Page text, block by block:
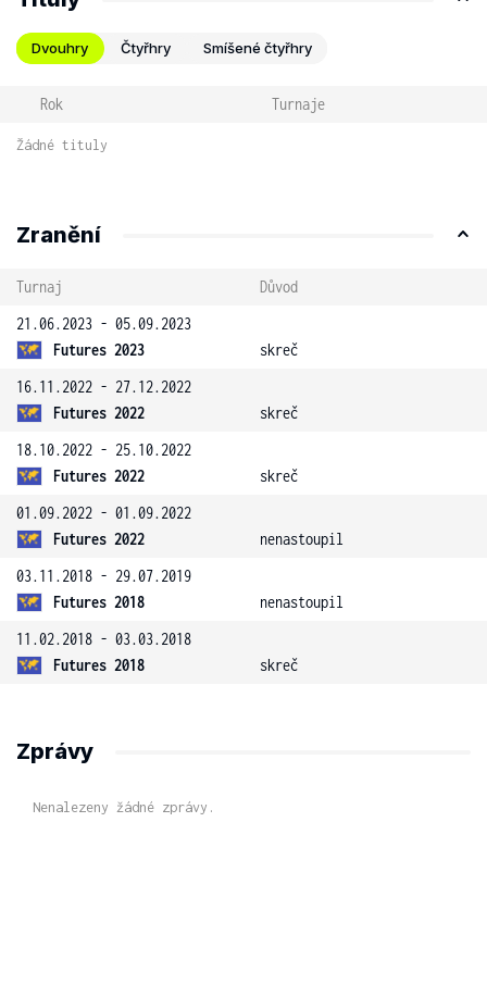
Dvouhry Čtyřhry Smíšené čtyřhry
Rok Turnaje
Žádné tituly
Zranění
Turnaj
Důvod
21.06.2023 - 05.09.2023
Futures 2023
skreč
16.11.2022 - 27.12.2022
Futures 2022
skreč
18.10.2022 - 25.10.2022
Futures 2022
skreč
01.09.2022 - 01.09.2022
Futures 2022
nenastoupil
03.11.2018 - 29.07.2019
Futures 2018
nenastoupil
11.02.2018 - 03.03.2018
Futures 2018
skreč
Zprávy
Nenalezeny žádné zprávy.